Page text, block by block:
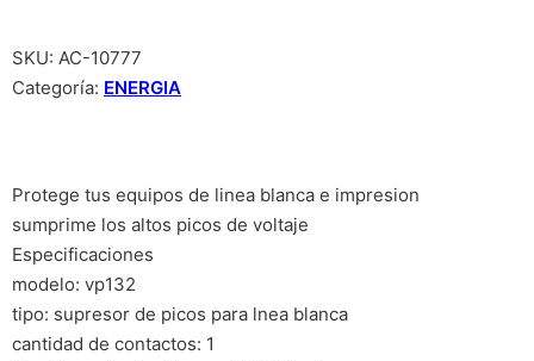
SKU: AC-10777
Categoría: ENERGIA
Protege tus equipos de linea blanca e impresion
sumprime los altos picos de voltaje
Especificaciones
modelo: vp132
tipo: supresor de picos para lnea blanca
cantidad de contactos: 1